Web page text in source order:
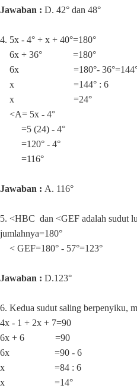
Jawaban : D. 42° dan 48°
4. 5x - 4° + x + 40°=180°
6x + 36° =180°
6x =180°-
x =144° : 6
x =24°
<A= 5x - 4°
=5 (24) - 4°
=120° - 4°
=116°
Jawaban : A. 116°
5. <HBC dan <GEF adalah sudut
jumlahnya=180°
< GEF=180° - 57°=123°
Jawaban : D.123°
6. Kedua sudut saling berpenyiku,
4x - 1 + 2x + 7=90
6x + 6 =90
6x =90 - 6
x =84 : 6
x =14°